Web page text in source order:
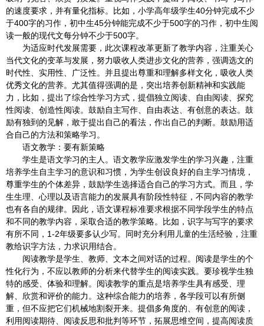
的速度要求，并有量化指标。比如，小学高年级学生40分钟完成不少
于400字的习作，初中生45分钟能完成不少于500字的习作，初中生阅
读一般的现代文每分钟不少于500字。
为适应时代发展需要，此次课程改革更新了教学内容，注重关心
当代文化的变革与发展，努力吸收人类进步文化的营养，强调选文的
时代性、实用性、广泛性。并且提出尊重和理解多样文化，吸收人类
优秀文化的营养。尤其值得强调的是，突出培养创新精神和实践能
力，比如，提出了综合性学习方式，提倡独立阅读、自由阅读、探究
性阅读、创造性阅读。鼓励自主写作、自由表达、有创意的表达。鼓
励有独到的见解，敢于提出自己的看法，作出自己的判断。鼓励用适
合自己的方法和策略学习。
语文教学：要有新策略
学生是语文学习的主人。语文教学应激发学生的学习兴趣，注重
培养学生自主学习的意识和习惯，为学生创设良好的自主学习情境，
尊重学生的个体差异，鼓励学生选择适合自己的学习方式。而且，学
生生理、心理以及语言能力的发展具有阶段性特征，不同内容的教学
也有各自的规律。因此，语文课程标准要求根据不同学段学生的特点
和不同的教学内容，采取合适的教学策略。比如，识字与写字的要求
有所不同，1-2年级要多认少写。同时充分利用儿童的生活经验，注重
教给识字方法，力求识用结合。
阅读教学是学生、教师、文本之间对话的过程。阅读是学生的个
性化行为，不应以教师的分析来代替学生的阅读实践。要珍视学生独
特的感受、体验和理解。阅读教学的重点是培养学生具有感受、理
解、欣赏和评价的能力。这种综合能力的培养，各学段可以有所侧
重，但不应把它们机械地割裂开来。提倡多角度的、有创意的阅读，
利用阅读期待、阅读反思和批判等环节，拓展思维空间，提高阅读质